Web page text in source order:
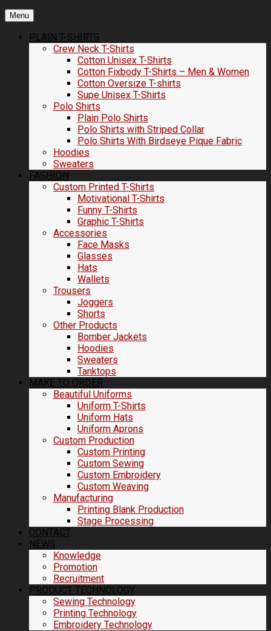
Menu
PLAIN T-SHIRTS
Crew Neck T-Shirts
Cotton Unisex T-Shirts
Cotton Fixbody T-Shirts – Men & Women
Cotton Oversize T-shirts
Supe Unisex T-Shirts
Polo Shirts
Plain Polo Shirts
Polo Shirts with Striped Collar
Polo Shirts With Birdseye Pique Fabric
Hoodies
Sweaters
FASHION
Custom Printed T-Shirts
Motivational T-Shirts
Funny T-Shirts
Graphic T-Shirts
Accessories
Face Masks
Glasses
Hats
Wallets
Trousers
Joggers
Shorts
Other Products
Bomber Jackets
Hoodies
Sweaters
Tanktops
MAKE TO ORDER
Beautiful Uniforms
Uniform T-Shirts
Uniform Hats
Uniform Aprons
Custom Production
Custom Printing
Custom Sewing
Custom Embroidery
Custom Weaving
Manufacturing
Printing Blank Production
Stage Processing
CONTACT
NEWS
Knowledge
Promotion
Recruitment
PRODUCT TECHNOLOGY
Sewing Technology
Printing Technology
Embroidery Technology